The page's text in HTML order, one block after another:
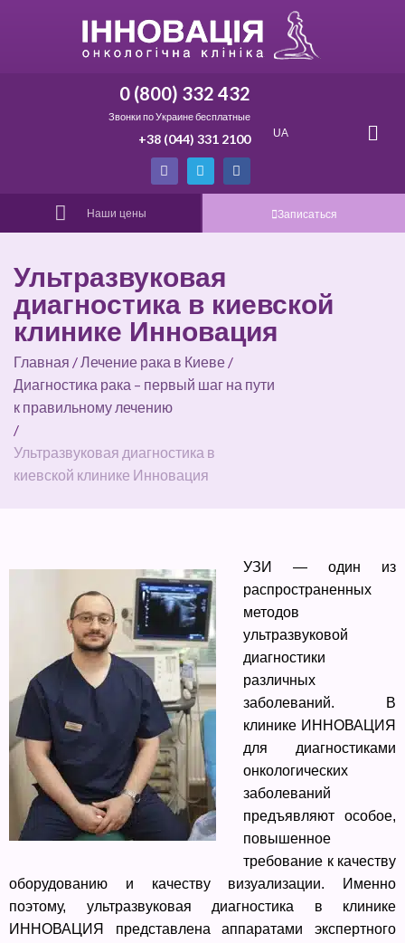
0 (800) 332 432
Звонки по Украине бесплатные
+38 (044) 331 2100 UA
Наши цены Записаться
Ультразвуковая
диагностика в киевской
клинике Инновация
Главная /Лечение рака в Киеве /
Диагностика рака – первый шаг на пути
к правильному лечению
/
Ультразвуковая диагностика в
киевской клинике Инновация
УЗИ — один из
распространенных
методов
ультразвуковой
диагностики
различных
заболеваний. В
клинике ИННОВАЦИЯ
для диагностиками
онкологических
заболеваний
предъявляют особое,
повышенное
требование к качеству
оборудованию и качеству визуализации. Именно
поэтому, ультразвуковая диагностика в клинике
ИННОВАЦИЯ представлена аппаратами экспертного